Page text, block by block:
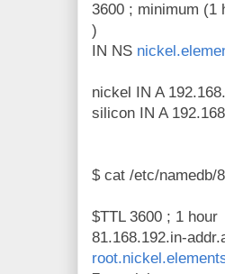
3600 ; minimum (1
)
IN NS
nickel IN A
silicon IN A
$ cat /etc/namedb/
$TTL 3600 ; 1 hour
81.168.192.in-